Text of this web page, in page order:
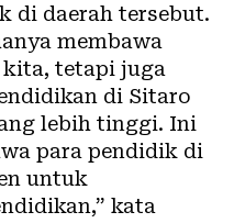
di daerah tersebut.
membawa
kita, tetapi juga
di Sitaro
lebih tinggi. Ini
para pendidik di
untuk
kata